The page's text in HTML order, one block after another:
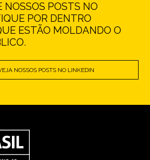
NOSSOS POSTS NO
POR DENTRO
ESTÃO MOLDANDO O
NOSSOS POSTS NO LINKEDIN